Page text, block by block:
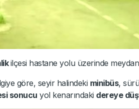
ilçesi hastane yolu üzerinde
göre, seyir halindeki minibüs,
sonucu yol kenarındaki dereye